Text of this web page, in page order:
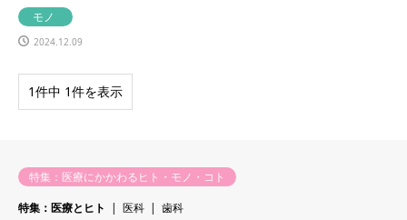
モノ
2024.12.09
1件中 1件を表示
特集：医療にかかわるヒト・モノ・コト
特集：医療とヒト
医科
歯科